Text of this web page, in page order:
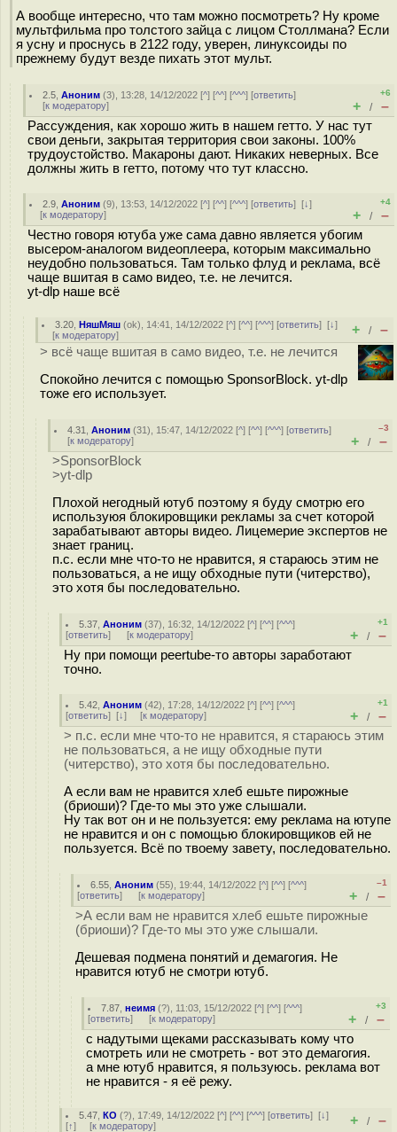
А вообще интересно, что там можно посмотреть? Ну кроме
мультфильма про толстого зайца с лицом Столлмана? Если
я усну и проснусь в 2122 году, уверен, линуксоиды по
прежнему будут везде пихать этот мульт.
2.5 ,Аноним (3), 13:28, 14/12/2022 [^] [^^] [^^^] [ответить]
[к модератору]
+6
+ / –
Рассуждения, как хорошо жить в нашем гетто. У нас тут
свои деньги, закрытая территория свои законы. 100%
трудоустойство. Макароны дают. Никаких неверных. Все
должны жить в гетто, потому что тут классно.
2.9 ,Аноним (9), 13:53, 14/12/2022 [^] [^^] [^^^] [ответить][↓]
[к модератору]
+4
+ / –
Честно говоря ютуба уже сама давно является убогим
высером-аналогом видеоплеера, которым максимально
неудобно пользоваться. Там только флуд и реклама, всё
чаще вшитая в само видео, т.е. не лечится.
yt-dlp наше всё
3.20 ,НяшМяш (ok), 14:41, 14/12/2022 [^] [^^] [^^^] [ответить][↓]
[к модератору] + / –
> всё чаще вшитая в само видео, т.е. не лечится
Спокойно лечится с помощью SponsorBlock. yt-dlp
тоже его использует.
4.31 ,Аноним (31), 15:47, 14/12/2022 [^] [^^] [^^^] [ответить]
[к модератору]
–3
+ / –
>SponsorBlock
>yt-dlp
Плохой негодный ютуб поэтому я буду смотрю его
используюя блокировщики рекламы за счет которой
зарабатывают авторы видео. Лицемерие экспертов не
знает границ.
п.с. если мне что-то не нравится, я стараюсь этим не
пользоваться, а не ищу обходные пути (читерство),
это хотя бы последовательно.
5.37 ,Аноним (37), 16:32, 14/12/2022 [^] [^^] [^^^]
[ответить] [к модератору]
+1
+ / –
Ну при помощи peertube-то авторы заработают
точно.
5.42 ,Аноним (42), 17:28, 14/12/2022 [^] [^^] [^^^]
[ответить] [↓] [к модератору]
+1
+ / –
> п.с. если мне что-то не нравится, я стараюсь этим
не пользоваться, а не ищу обходные пути
(читерство), это хотя бы последовательно.
А если вам не нравится хлеб ешьте пирожные
(бриоши)? Где-то мы это уже слышали.
Ну так вот он и не пользуется: ему реклама на ютупе
не нравится и он с помощью блокировщиков ей не
пользуется. Всё по твоему завету, последовательно.
6.55 ,Аноним (55), 19:44, 14/12/2022 [^] [^^] [^^^]
[ответить] [к модератору]
–1
+ / –
>А если вам не нравится хлеб ешьте пирожные
(бриоши)? Где-то мы это уже слышали.
Дешевая подмена понятий и демагогия. Не
нравится ютуб не смотри ютуб.
7.87 ,неимя (?), 11:03, 15/12/2022 [^] [^^] [^^^]
[ответить] [к модератору]
+3
+ / –
с надутыми щеками рассказывать кому что
смотреть или не смотреть - вот это демагогия.
а мне ютуб нравится, я пользуюсь. реклама вот
не нравится - я её режу.
5.47 ,КО (?), 17:49, 14/12/2022 [^] [^^] [^^^] [ответить][↓]
[↑] [к модератору] + / –